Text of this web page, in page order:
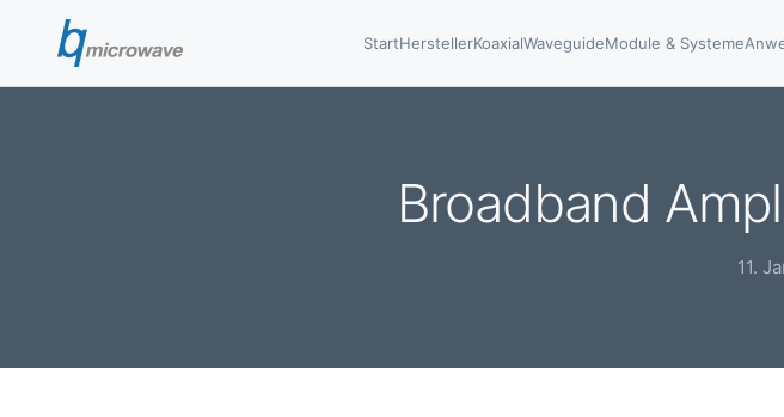
StartHerstellerKoaxialWaveguideModule & Systeme
Broadband
11.